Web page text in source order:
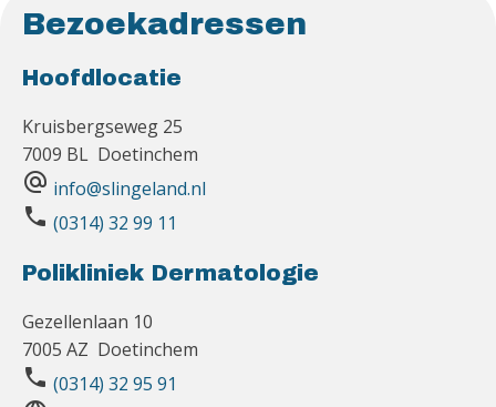
Bezoekadressen
Hoofdlocatie
Kruisbergseweg 25
7009 BL Doetinchem
alternate_email info@slingeland.nl
phone (0314) 32 99 11
Polikliniek Dermatologie
Gezellenlaan 10
7005 AZ Doetinchem
phone (0314) 32 95 91